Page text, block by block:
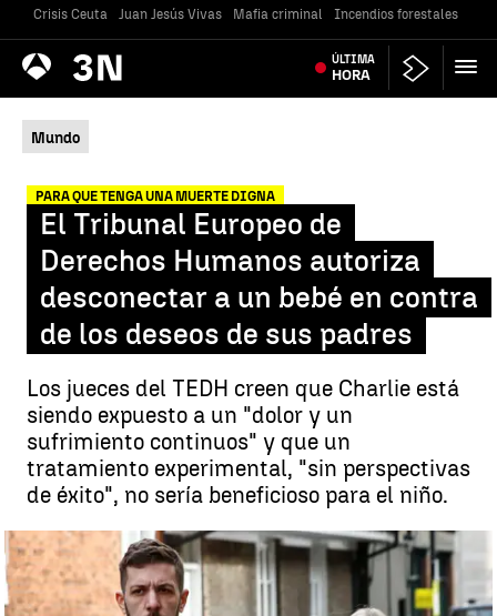
Crisis Ceuta Juan Jesús Vivas Mafia criminal Incendios forestales
Antena
3 Noticias ÚLTIMA
HORA
Mundo
PARA QUE TENGA UNA MUERTE DIGNA
El Tribunal Europeo de
Derechos Humanos autoriza
desconectar a un bebé en contra
de los deseos de sus padres
Los jueces del TEDH creen que Charlie está
siendo expuesto a un "dolor y un
sufrimiento continuos" y que un
tratamiento experimental, "sin perspectivas
de éxito", no sería beneficioso para el niño.